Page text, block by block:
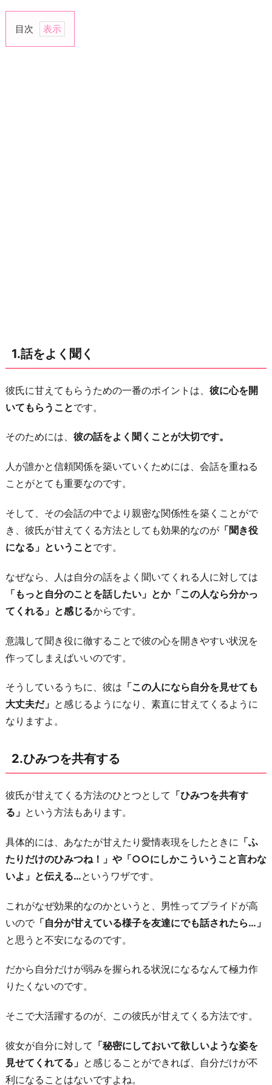
目次
1.
話
や
く
い
つ
も
方
で
い
5.
「も
っ
と
甘
て
い
い
だ
よ」
と
る
お
わ
に
1.話をよく聞く
彼氏に甘えてもらうための一番のポイントは、 彼に心を開
いてもらうことです。
そのためには、 彼の話をよく聞くことが大切です。
人が誰かと信頼関係を築いていくためには、会話を重ねる
ことがとても重要なのです。
そして、その会話の中でより親密な関係性を築くことがで
き、彼氏が甘えてくる方法としても効果的なのが 「聞き役
になる」ということです。
なぜなら、人は自分の話をよく聞いてくれる人に対しては
「もっと自分のことを話したい」とか「この人なら分かっ
てくれる」と感じるからです。
意識して聞き役に徹することで彼の心を開きやすい状況を
作ってしまえばいいのです。
そうしているうちに、彼は 「この人になら自分を見せても
大丈夫だ」 と感じるようになり、素直に甘えてくるように
なりますよ。
2.ひみつを共有する
彼氏が甘えてくる方法のひとつとして 「ひみつを共有す
る」 という方法もあります。
具体的には、あなたが甘えたり愛情表現をしたときに 「ふ
たりだけのひみつね！」や「○○にしかこういうこと言わな
いよ」と伝える…というワザです。
これがなぜ効果的なのかというと、男性ってプライドが高
いので「自分が甘えている様子を友達にでも話されたら…」
と思うと不安になるのです。
だから自分だけが弱みを握られる状況になるなんて極力作
りたくないのです。
そこで大活躍するのが、この彼氏が甘えてくる方法です。
彼女が自分に対して 「秘密にしておいて欲しいような姿を
見せてくれてる」 と感じることができれば、自分だけが不
利になることはないですよね。